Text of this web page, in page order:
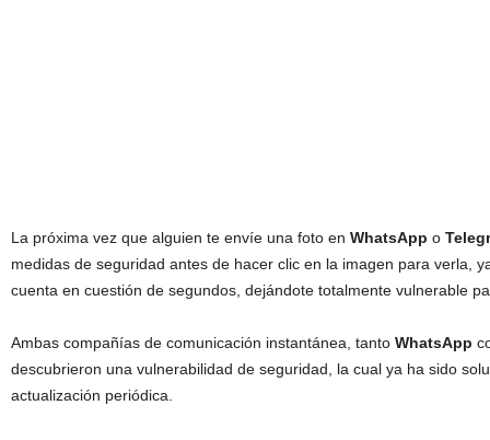
La próxima vez que alguien te envíe una foto en WhatsApp o
medidas de seguridad antes de hacer clic en la imagen para verla,
cuenta en cuestión de segundos, dejándote totalmente vulnerable
Ambas compañías de comunicación instantánea, tanto WhatsApp
descubrieron una vulnerabilidad de seguridad, la cual ya ha sido
actualización periódica.